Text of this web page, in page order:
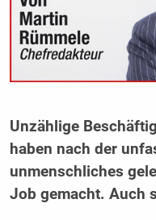
Unzählige
haben nach der
unmenschliches
Job gemacht. Auch